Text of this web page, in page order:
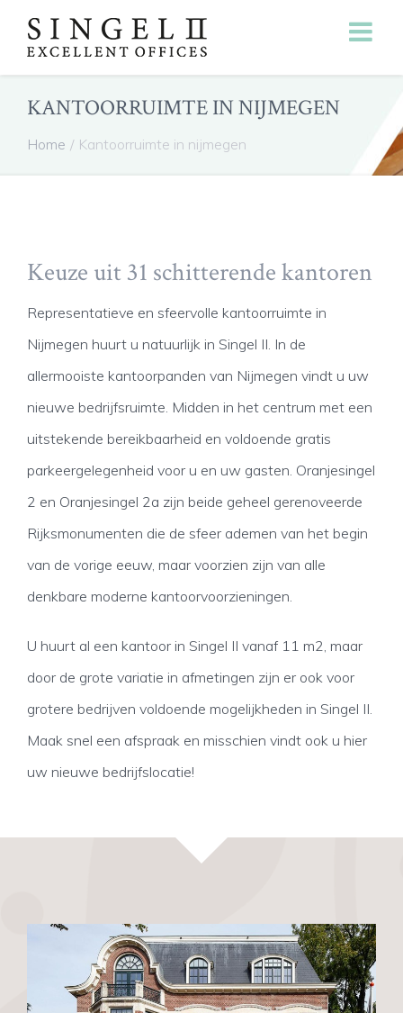
KANTOORRUIMTE IN NIJMEGEN
Home / Kantoorruimte in nijmegen
Keuze uit 31 schitterende kantoren
Representatieve en sfeervolle kantoorruimte in
Nijmegen huurt u natuurlijk in Singel II. In de
allermooiste kantoorpanden van Nijmegen vindt u uw
nieuwe bedrijfsruimte. Midden in het centrum met een
uitstekende bereikbaarheid en voldoende gratis
parkeergelegenheid voor u en uw gasten. Oranjesingel
2 en Oranjesingel 2a zijn beide geheel gerenoveerde
Rijksmonumenten die de sfeer ademen van het begin
van de vorige eeuw, maar voorzien zijn van alle
denkbare moderne kantoorvoorzieningen.
U huurt al een kantoor in Singel II vanaf 11 m2, maar
door de grote variatie in afmetingen zijn er ook voor
grotere bedrijven voldoende mogelijkheden in Singel II.
Maak snel een afspraak en misschien vindt ook u hier
uw nieuwe bedrijfslocatie!